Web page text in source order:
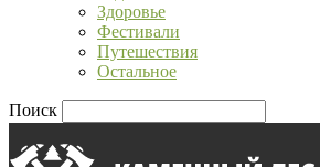
Здоровье
Фестивали
Путешествия
Остальное
Поиск